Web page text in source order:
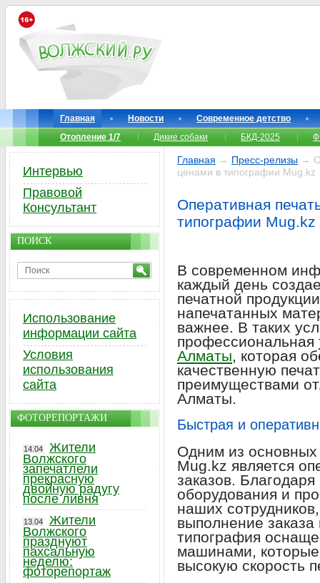
Главная Новости
Современное детство
Отопление 1/7
Дикие собаки БКД-2025
Главная → Пресс-релизы →
ценами в типографии Mug.kz
Оперативная
типографии Mug.kz
В современном
каждый день
печатной
напечатанных
важнее. В таких
профессиональная
Алматы, которая
качественную
преимуществами
Алматы.
Быстрая и
Одним из
Mug.kz является
заказов.
оборудования и
наших
выполнение
типография
машинами, которые
высокую скорость
Интервью
Правовой
Консультант
ПОИСК
Использование
информации сайта
Условия
использования
сайта
ФОТОРЕПОРТАЖИ
14.04
Жители
Волжского
запечатлели
прекрасную
двойную радугу
после ливня
13.04
Жители
Волжского
празднуют
пахсальную
неделю:
фоторепортаж